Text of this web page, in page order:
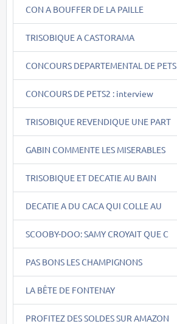
CON A BOUFFER DE LA PAILLE
TRISOBIQUE A CASTORAMA
CONCOURS DEPARTEMENTAL DE PETS
CONCOURS DE PETS2 : interview
TRISOBIQUE REVENDIQUE UNE PART
GABIN COMMENTE LES MISERABLES
TRISOBIQUE ET DECATIE AU BAIN
DECATIE A DU CACA QUI COLLE AU
SCOOBY-DOO: SAMY CROYAIT QUE C
PAS BONS LES CHAMPIGNONS
LA BÊTE DE FONTENAY
PROFITEZ DES SOLDES SUR AMAZON